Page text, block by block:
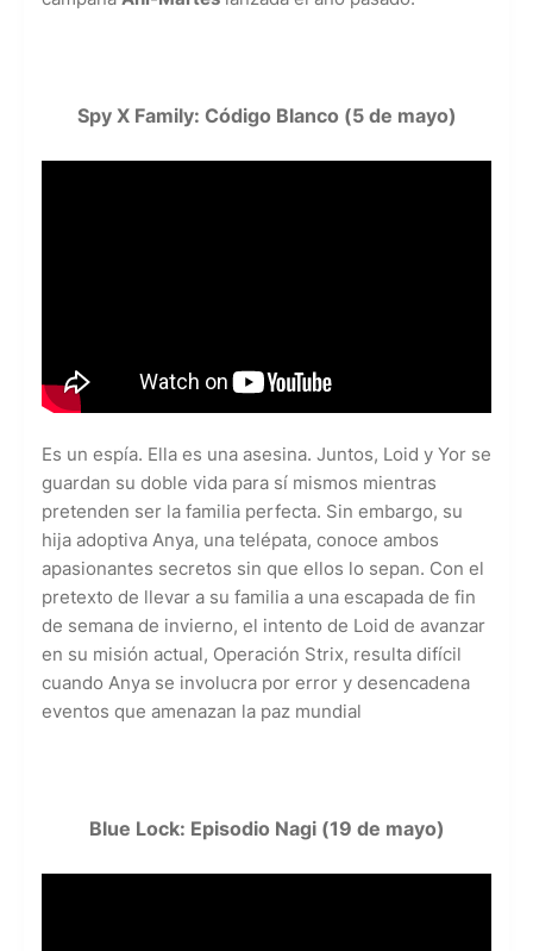
Spy X Family: Código Blanco (5 de mayo)
Es un espía. Ella es una asesina. Juntos, Loid y Yor se
guardan su doble vida para sí mismos mientras
pretenden ser la familia perfecta. Sin embargo, su
hija adoptiva Anya, una telépata, conoce ambos
apasionantes secretos sin que ellos lo sepan. Con el
pretexto de llevar a su familia a una escapada de fin
de semana de invierno, el intento de Loid de avanzar
en su misión actual, Operación Strix, resulta difícil
cuando Anya se involucra por error y desencadena
eventos que amenazan la paz mundial
Blue Lock: Episodio Nagi (19 de mayo)